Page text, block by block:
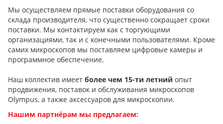
Мы осуществляем прямые поставки оборудования со
склада производителя, что существенно сокращает сроки
поставки. Мы контактируем как с торгующими
организациями, так и с конечными пользователями. Кроме
самих микроскопов мы поставляем цифровые камеры и
программное обеспечение.
Наш коллектив имеет более чем 15-ти летний опыт
продвижения, поставок и обслуживания микроскопов
Olympus, а также аксессуаров для микроскопии.
Нашим партнёрам мы предлагаем: